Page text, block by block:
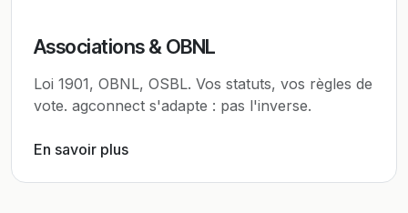
Associations & OBNL
Loi 1901, OBNL, OSBL. Vos statuts, vos règles de
vote. agconnect s'adapte : pas l'inverse.
En savoir plus